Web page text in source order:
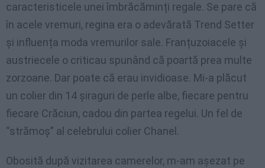
caracteristicele unei îmbrăcăminți regale. Se pare că
în acele vremuri, regina era o adevărată Trend Setter
şi influența moda vremurilor sale. Franțuzoiacele și
austriecele o criticau spunând că poartă prea multe
zorzoane. Dar poate că erau invidioase. Mi-a plăcut
un colier din 14 şiraguri de perle albe, fiecare pentru
fiecare Crăciun, cadou din partea regelui. Un fel de
“strămoş” al celebrului colier Chanel.
Obosită după vizitarea camerelor, m-am aşezat pe